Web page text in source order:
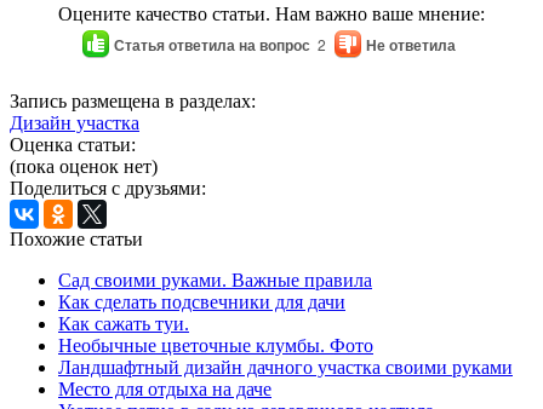
Оцените качество статьи. Нам важно ваше мнение:
Статья ответила на вопрос 2 Не ответила
Запись размещена в разделах:
Дизайн участка
Оценка статьи:
(пока оценок нет)
Поделиться с друзьями:
Похожие статьи
Сад своими руками. Важные правила
Как сделать подсвечники для дачи
Как сажать туи.
Необычные цветочные клумбы. Фото
Ландшафтный дизайн дачного участка своими руками
Место для отдыха на даче